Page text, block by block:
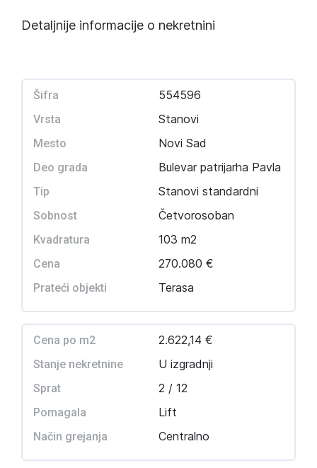
Detaljnije informacije o nekretnini
Šifra 554596
Vrsta Stanovi
Mesto Novi Sad
Deo grada Bulevar patrijarha Pavla
Tip Stanovi standardni
Sobnost Četvorosoban
Kvadratura 103 m2
Cena 270.080 €
Prateći objekti Terasa
Cena po m2 2.622,14 €
Stanje nekretnine U izgradnji
Sprat 2 / 12
Pomagala Lift
Način grejanja Centralno